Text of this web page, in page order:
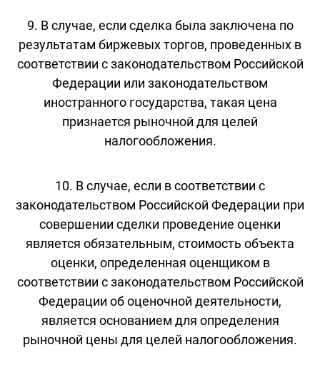
9. В случае, если сделка была заключена по
результатам биржевых торгов, проведенных в
соответствии с законодательством Российской
Федерации или законодательством
иностранного государства, такая цена
признается рыночной для целей
налогообложения.
10. В случае, если в соответствии с
законодательством Российской Федерации при
совершении сделки проведение оценки
является обязательным, стоимость объекта
оценки, определенная оценщиком в
соответствии с законодательством Российской
Федерации об оценочной деятельности,
является основанием для определения
рыночной цены для целей налогообложения.